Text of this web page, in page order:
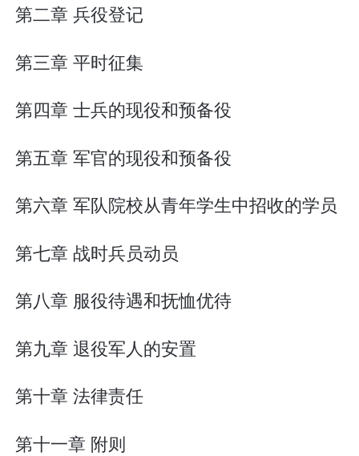
第二章 兵役登记
第三章 平时征集
第四章 士兵的现役和预备役
第五章 军官的现役和预备役
第六章 军队院校从青年学生中招收的学员
第七章 战时兵员动员
第八章 服役待遇和抚恤优待
第九章 退役军人的安置
第十章 法律责任
第十一章 附则